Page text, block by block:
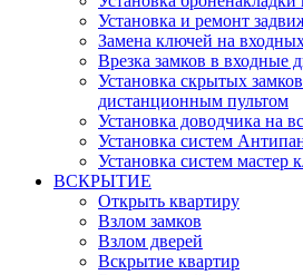
Установка и ремонт
Замена ключей на
Врезка замков в входные
Установка скрытых
дистанционным пультом
Установка доводчика на
Установка систем
Установка систем
ВСКРЫТИЕ
Открыть квартиру
Взлом замков
Взлом дверей
Вскрытие квартир